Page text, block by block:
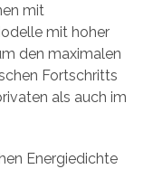
mit
mit hoher
den maximalen
Fortschritts
als auch im
Energiedichte